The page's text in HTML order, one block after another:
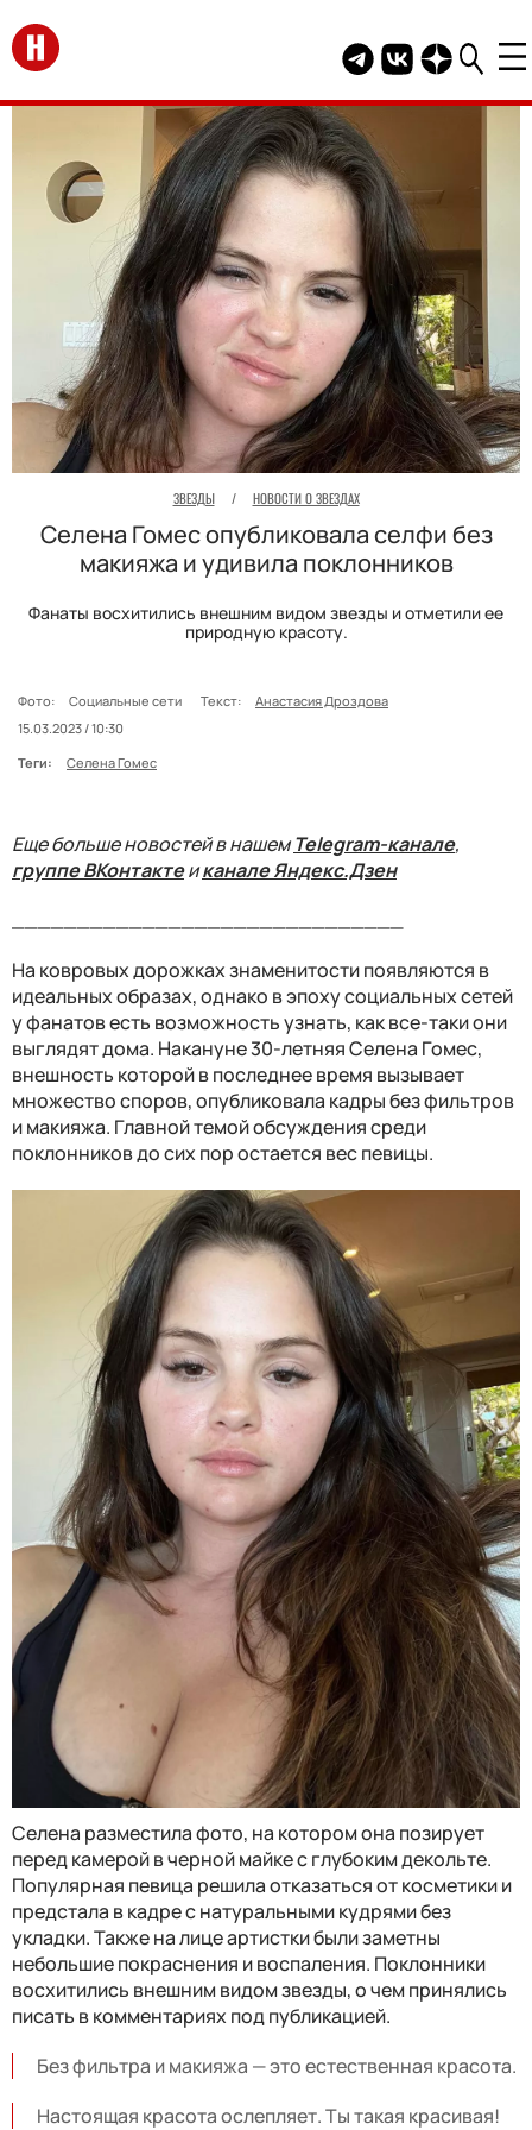
Перейти на главную
Telegram канал
Группа HELLO
Канал
ЗВЕЗДЫ / НОВОСТИ О ЗВЕЗДАХ
Селена Гомес опубликовала селфи без
макияжа и удивила поклонников
Фанаты восхитились внешним видом звезды и отметили ее
природную красоту.
Фото: Социальные сети Текст:
Анастасия Дроздова
15.03.2023 / 10:30
Теги:
Селена Гомес
Еще больше новостей в нашемTelegram-канале,
группе ВКонтактеиканале Яндекс.Дзен
На ковровых дорожках знаменитости появляются в
идеальных образах, однако в эпоху социальных сетей
у фанатов есть возможность узнать, как все-таки они
выглядят дома. Накануне 30-летняя Селена Гомес,
внешность которой в последнее время вызывает
множество споров, опубликовала кадры без фильтров
и макияжа. Главной темой обсуждения среди
поклонников до сих пор остается вес певицы.
Селена разместила фото, на котором она позирует
перед камерой в черной майке с глубоким декольте.
Популярная певица решила отказаться от косметики и
предстала в кадре с натуральными кудрями без
укладки. Также на лице артистки были заметны
небольшие покраснения и воспаления. Поклонники
восхитились внешним видом звезды, о чем принялись
писать в комментариях под публикацией.
Без фильтра и макияжа — это естественная красота.
Настоящая красота ослепляет. Ты такая красивая!